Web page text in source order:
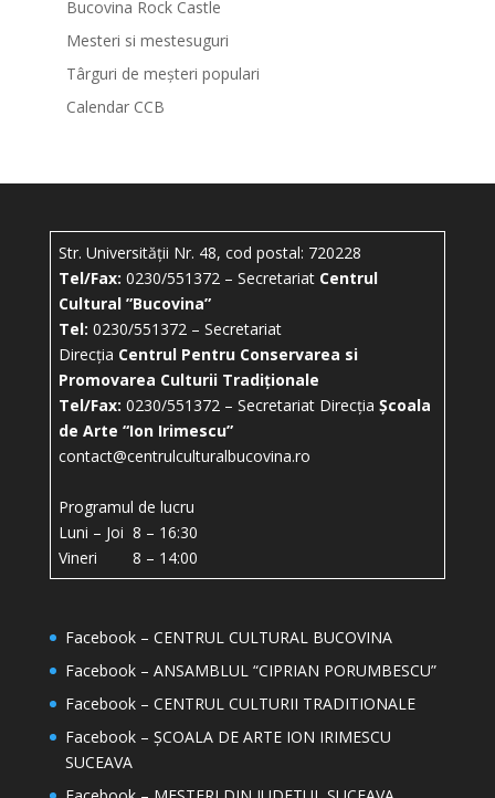
Bucovina Rock Castle
Mesteri si mestesuguri
Târguri de meșteri populari
Calendar CCB
Str. Universității Nr. 48, cod postal: 720228
Tel/Fax: 0230/551372 – Secretariat Centrul
Cultural ”Bucovina”
Tel: 0230/551372 – Secretariat
Direcția Centrul Pentru Conservarea si
Promovarea Culturii Tradiționale
Tel/Fax: 0230/551372 – Secretariat Direcția Școala
de Arte “Ion Irimescu”
contact@centrulculturalbucovina.ro
Programul de lucru
Luni – Joi 8 – 16:30
Vineri 8 – 14:00
Facebook – CENTRUL CULTURAL BUCOVINA
Facebook – ANSAMBLUL “CIPRIAN PORUMBESCU”
Facebook – CENTRUL CULTURII TRADITIONALE
Facebook – ȘCOALA DE ARTE ION IRIMESCU
SUCEAVA